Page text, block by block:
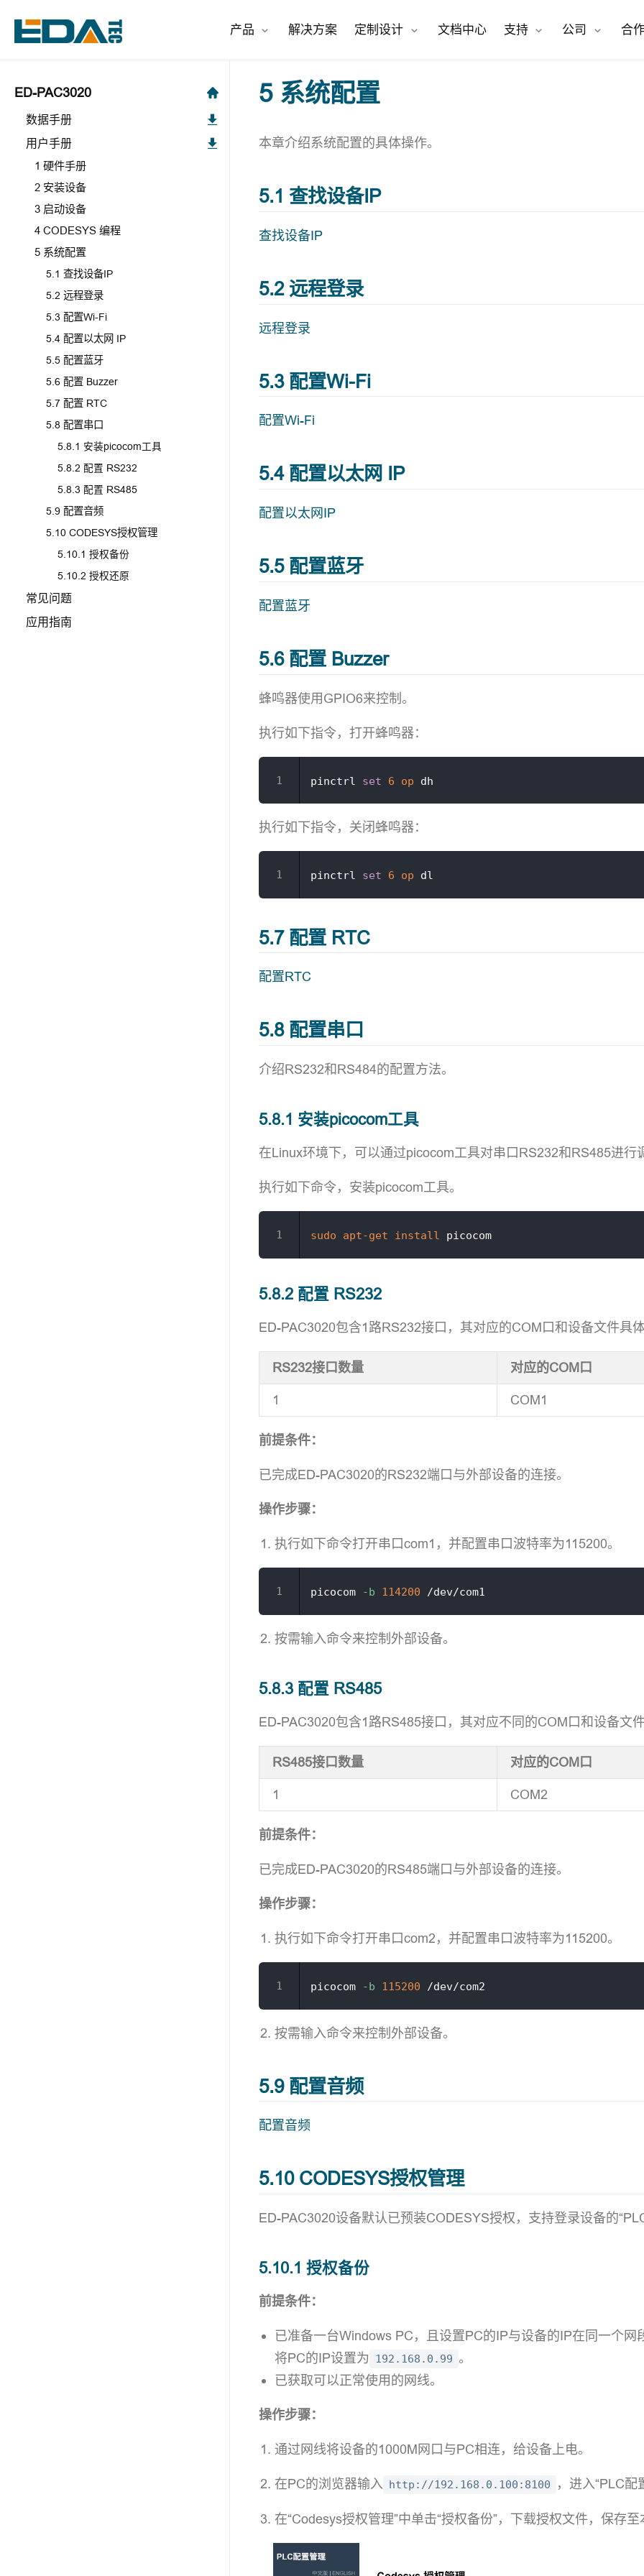
产品 解决方案open in new window
定制设计 文档中心open in new window
支持 公司 合
ED-PAC3020
数据手册
用户手册
1 硬件手册
2 安装设备
3 启动设备
4 CODESYS 编程
5 系统配置
5.1 查找设备IP
5.2 远程登录
5.3 配置Wi-Fi
5.4 配置以太网 IP
5.5 配置蓝牙
5.6 配置 Buzzer
5.7 配置 RTC
5.8 配置串口
5.8.1 安装picocom工具
5.8.2 配置 RS232
5.8.3 配置 RS485
5.9 配置音频
5.10 CODESYS授权管理
5.10.1 授权备份
5.10.2 授权还原
常见问题
应用指南
5 系统配置
本章介绍系统配置的具体操作。
5.1 查找设备IP
查找设备IP
5.2 远程登录
远程登录
5.3 配置Wi-Fi
配置Wi-Fi
5.4 配置以太网 IP
配置以太网IP
5.5 配置蓝牙
配置蓝牙
5.6 配置 Buzzer
蜂鸣器使用GPIO6来控制。
执行如下指令，打开蜂鸣器：
pinctrl set 6 op
执行如下指令，关闭蜂鸣器：
pinctrl set 6 op
5.7 配置 RTC
配置RTC
5.8 配置串口
介绍RS232和RS484的配置方法。
5.8.1 安装picocom工具
在Linux环境下，可以通过picocom工具对串口RS232和RS485进行
执行如下命令，安装picocom工具。
sudo apt-get install
5.8.2 配置 RS232
ED-PAC3020包含1路RS232接口，其对应的COM口和设备文件具
RS232接口数量 对应的COM口
1 COM1
前提条件：
已完成ED-PAC3020的RS232端口与外部设备的连接。
操作步骤：
执行如下命令打开串口com1，并配置串口波特率为115200。
picocom -b 114200
按需输入命令来控制外部设备。
5.8.3 配置 RS485
ED-PAC3020包含1路RS485接口，其对应不同的COM口和设备文
RS485接口数量 对应的COM口
1 COM2
前提条件：
已完成ED-PAC3020的RS485端口与外部设备的连接。
操作步骤：
执行如下命令打开串口com2，并配置串口波特率为115200。
picocom -b 115200
按需输入命令来控制外部设备。
5.9 配置音频
配置音频
5.10 CODESYS授权管理
ED-PAC3020设备默认已预装CODESYS授权，支持登录设备的
5.10.1 授权备份
前提条件：
已准备一台Windows PC，且设置PC的IP与设备的IP在同一个网
将PC的IP设置为 192.168.0.99 。
已获取可以正常使用的网线。
操作步骤：
通过网线将设备的1000M网口与PC相连，给设备上电。
在PC的浏览器输入 http://192.168.0.100:8100 ，进入“PLC配
在“Codesys授权管理”中单击“授权备份”，下载授权文件，保存至